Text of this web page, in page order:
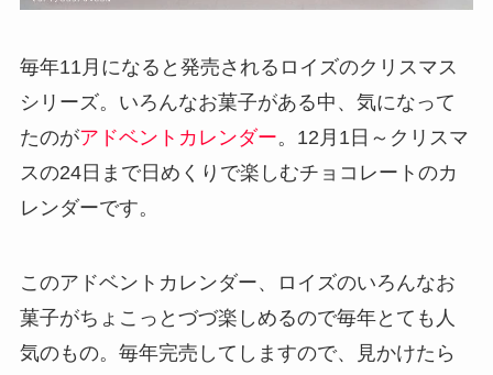
毎年11月になると発売されるロイズのクリスマス
シリーズ。いろんなお菓子がある中、気になって
たのがアドベントカレンダー。12月1日～クリスマ
スの24日まで日めくりで楽しむチョコレートのカ
レンダーです。
このアドベントカレンダー、ロイズのいろんなお
菓子がちょこっとづづ楽しめるので毎年とても人
気のもの。毎年完売してしますので、見かけたら